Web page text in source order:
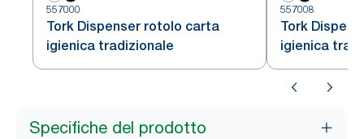
557000
Tork Dispenser rotolo carta
igienica tradizionale
557008
Tork
igienica
Specifiche del prodotto